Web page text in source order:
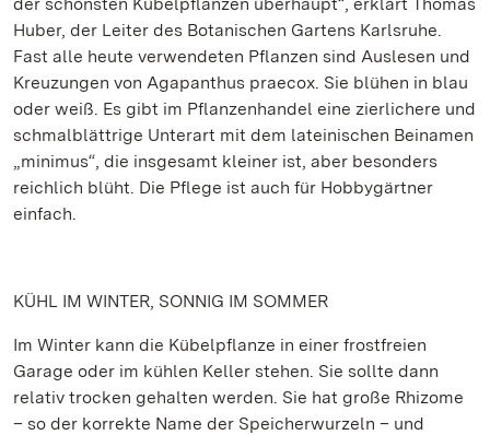
Huber, der Leiter des Botanischen Gartens Karlsruhe.
Fast alle heute verwendeten Pflanzen sind Auslesen und
Kreuzungen von Agapanthus praecox. Sie blühen in blau
oder weiß. Es gibt im Pflanzenhandel eine zierlichere und
schmalblättrige Unterart mit dem lateinischen Beinamen
„minimus“, die insgesamt kleiner ist, aber besonders
reichlich blüht. Die Pflege ist auch für Hobbygärtner
einfach.
KÜHL IM WINTER, SONNIG IM SOMMER
Im Winter kann die Kübelpflanze in einer frostfreien
Garage oder im kühlen Keller stehen. Sie sollte dann
relativ trocken gehalten werden. Sie hat große Rhizome
– so der korrekte Name der Speicherwurzeln – und